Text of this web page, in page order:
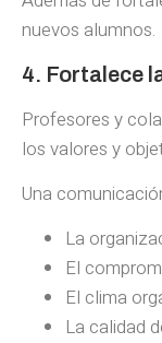
nuevos alumnos.
4. Fortalece
Profesores y
los valores y
Una
La
El
El clima
La calidad